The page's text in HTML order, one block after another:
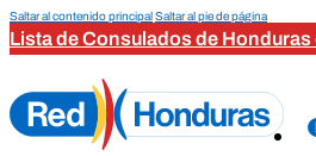
Saltar al contenido principalSaltar al pie de página
Lista de Consulados de Honduras